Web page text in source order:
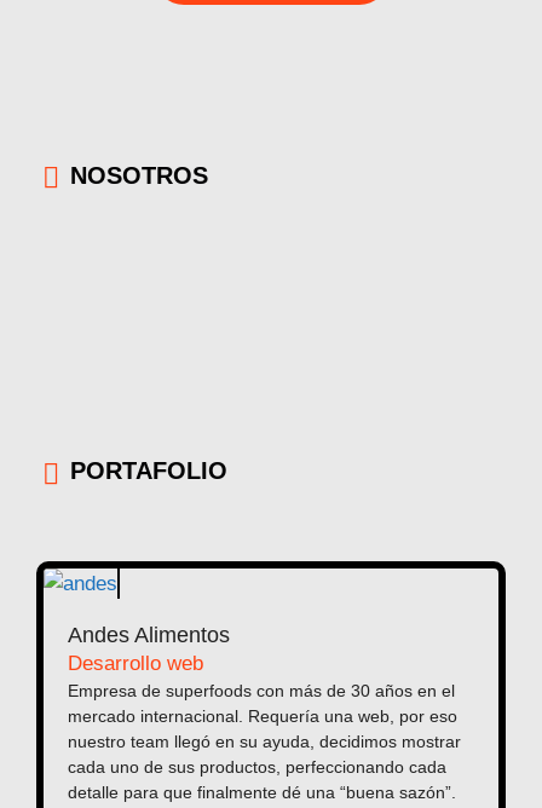
NOSOTROS
PORTAFOLIO
Andes Alimentos
Desarrollo web
Empresa de superfoods con más de 30 años en el
mercado internacional. Requería una web, por eso
nuestro team llegó en su ayuda, decidimos mostrar
cada uno de sus productos, perfeccionando cada
detalle para que finalmente dé una “buena sazón”.